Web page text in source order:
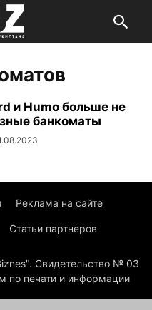
и Humo больше не
банкоматы
Реклама на сайте
Статьи партнеров
Свидетельство № 03
по печати и информации